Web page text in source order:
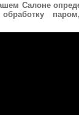
Салоне